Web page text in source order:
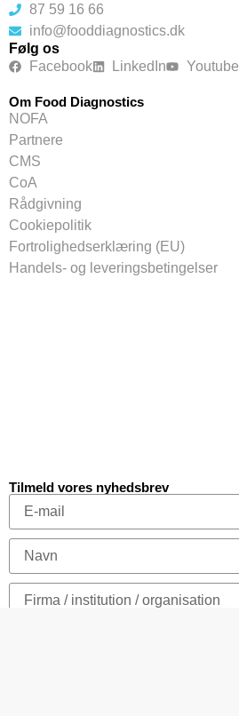
87 59 16 66
info@fooddiagnostics.dk
Følg os
Facebook
LinkedIn Youtube
Om Food Diagnostics
NOFA
Partnere
CMS
CoA
Rådgivning
Cookiepolitik
Fortrolighedserklæring (EU)
Handels- og leveringsbetingelser
Tilmeld vores nyhedsbrev